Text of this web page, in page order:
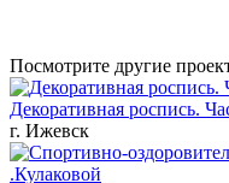
Посмотрите другие
Декоративная роспись.
г. Ижевск